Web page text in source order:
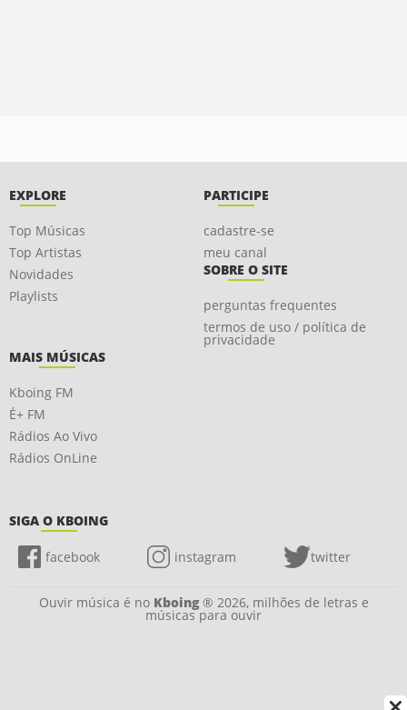
EXPLORE
Top Músicas
Top Artistas
Novidades
Playlists
PARTICIPE
cadastre-se
meu canal
SOBRE O SITE
perguntas frequentes
termos de uso / política de
privacidade
MAIS MÚSICAS
Kboing FM
É+ FM
Rádios Ao Vivo
Rádios OnLine
SIGA O KBOING
facebook instagram twitter
Ouvir música é no Kboing® 2026, milhões de letras e
músicas para ouvir